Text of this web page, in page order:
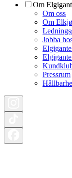
Om
Om oss
Om
Jobba
Pressrum